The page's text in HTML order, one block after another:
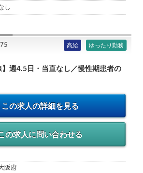
し
高給 ゆったり勤務
】週4.5日・当直なし／慢性期患者の
この求人の詳細を見る
の求人に問い合わせる
阪府